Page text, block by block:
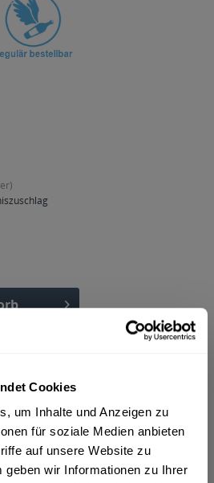
Cookies
um Inhalte und Anzeigen zu
für soziale Medien anbieten
auf unsere Website zu
geben wir Informationen zu Ihrer
12 x 0,2l"